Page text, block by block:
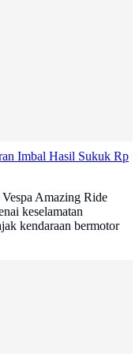
Imbal Hasil Sukuk Rp
Amazing Ride
keselamatan
kendaraan bermotor